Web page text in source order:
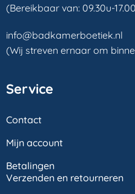
(Bereikbaar van: 09.30u-
info@badkamerboetiek.nl
(Wij streven ernaar om
Service
Contact
Mijn account
Betalingen
Verzenden en retourneren